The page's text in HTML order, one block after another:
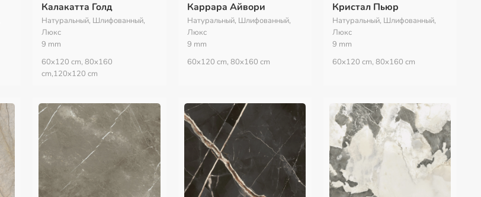
Калакатта Голд
Натуральный, Шлифованный,
Люкс
9 mm
60x120 cm, 80x160
cm,120x120 cm
Каррара Айвори
Натуральный, Шлифованный,
Люкс
9 mm
60x120 cm, 80x160 cm
Кристал Пьюр
Натуральный, Шлифованный,
Люкс
9 mm
60x120 cm, 80x160 cm